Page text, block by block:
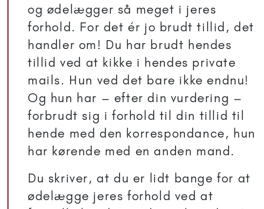
og ødelægger så meget i jeres
forhold. For det ér jo brudt tillid, det
handler om! Du har brudt hendes
tillid ved at kikke i hendes private
mails. Hun ved det bare ikke endnu!
Og hun har – efter din vurdering –
forbrudt sig i forhold til din tillid til
hende med den korrespondance, hun
har kørende med en anden mand.
Du skriver, at du er lidt bange for at
ødelægge jeres forhold ved at